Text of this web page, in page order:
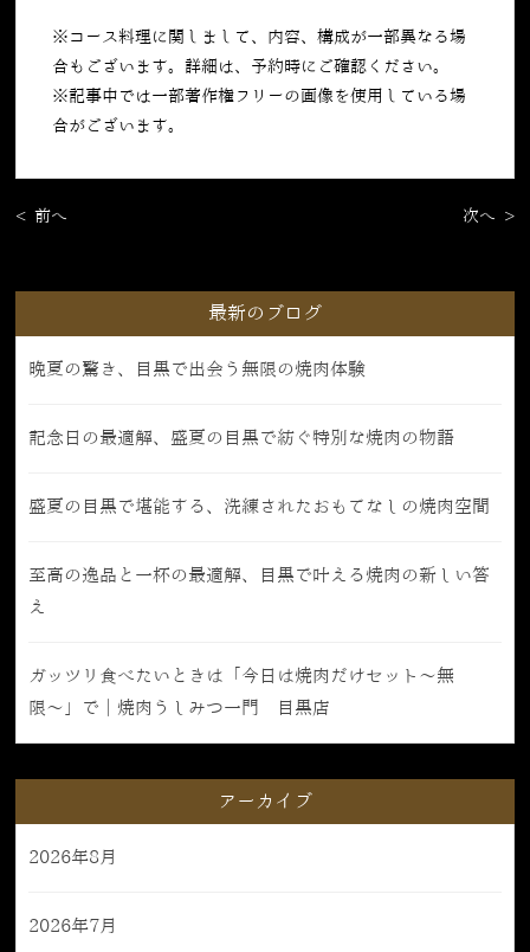
※コース料理に関しまして、内容、構成が一部異なる場
合もございます。詳細は、予約時にご確認ください。
※記事中では一部著作権フリーの画像を使用している場
合がございます。
< 前へ 次へ >
最新のブログ
晩夏の驚き、目黒で出会う無限の焼肉体験
記念日の最適解、盛夏の目黒で紡ぐ特別な焼肉の物語
盛夏の目黒で堪能する、洗練されたおもてなしの焼肉空間
至高の逸品と一杯の最適解、目黒で叶える焼肉の新しい答
え
ガッツリ食べたいときは「今日は焼肉だけセット〜無
限〜」で｜焼肉うしみつ一門 目黒店
アーカイブ
2026年8月
2026年7月